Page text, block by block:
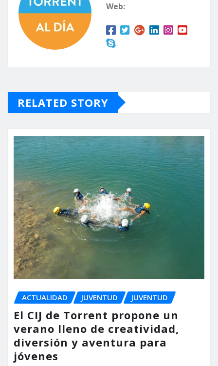
Web:
RELATED STORY
ACTUALIDAD JUVENTUD JUVENTUD
El CIJ de Torrent propone un
verano lleno de creatividad,
diversión y aventura para
jóvenes